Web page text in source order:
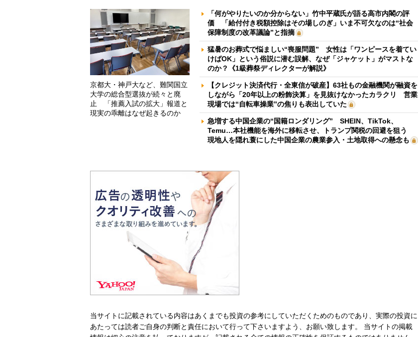
京都大・神戸大など、難関国立
大学の総合型選抜が続々と廃
止 「推薦入試の拡大」報道と
現実の乖離はなぜ起きるのか
「何がやりたいのか分からない」竹中平蔵氏が語る高市内閣の評
価 「給付付き税額控除はその場しのぎ」いま不可欠なのは“社会
保障制度の改革議論”と指摘
猛暑のお葬式で悩ましい“喪服問題” 女性は「ワンピースを着てい
けばOK」という俗説に潜む誤解、なぜ「ジャケット」がマストな
のか？《1級葬祭ディレクターが解説》
【クレジット決済代行・全東信が破産】63社もの金融機関が融資を
しながら「20年以上の粉飾決算」を見抜けなかったカラクリ 営業
現場では“自転車操業”の焦りも表出していた
急増する中国企業の“国籍ロンダリング” SHEIN、TikTok、
Temu…本社機能を海外に移転させ、トランプ関税の回避を狙う
現地人を隠れ蓑にした中国企業の農業参入・土地取得への懸念も
当サイトに記載されている内容はあくまでも投資の参考にしていただくためのものであり、実際の投資に
あたっては読者ご自身の判断と責任において行って下さいますよう、お願い致します。 当サイトの掲載